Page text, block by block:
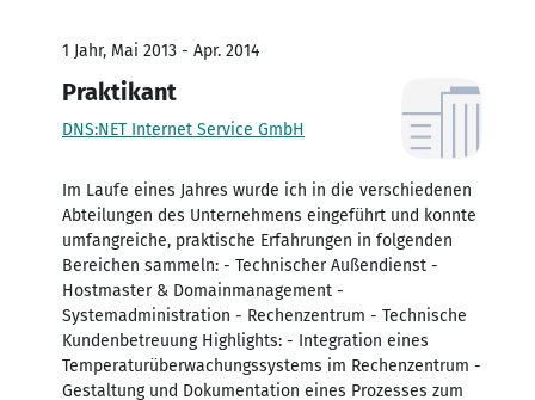
1 Jahr, Mai 2013 - Apr. 2014
Praktikant
DNS:NET Internet Service GmbH
Im Laufe eines Jahres wurde ich in die verschiedenen
Abteilungen des Unternehmens eingeführt und konnte
umfangreiche, praktische Erfahrungen in folgenden
Bereichen sammeln: - Technischer Außendienst -
Hostmaster & Domainmanagement -
Systemadministration - Rechenzentrum - Technische
Kundenbetreuung Highlights: - Integration eines
Temperaturüberwachungssystems im Rechenzentrum -
Gestaltung und Dokumentation eines Prozesses zum